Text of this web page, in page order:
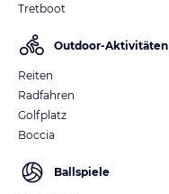
Tretboot
Outdoor-Aktivitäten
Reiten
Radfahren
Golfplatz
Boccia
Ballspiele